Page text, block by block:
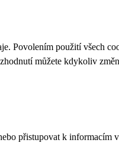
Povolením použití všech
můžete kdykoliv
přistupovat k informacím